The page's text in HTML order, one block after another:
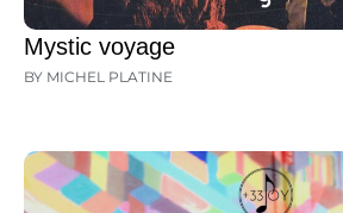
Mystic voyage
BY MICHEL PLATINE